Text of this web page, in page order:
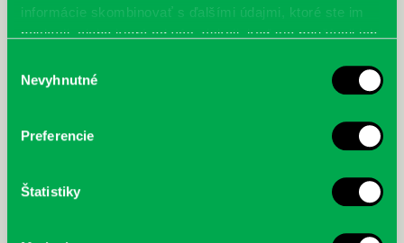
informácie skombinovať s ďalšími údajmi, ktoré ste im
poskytli, alebo ktoré od vás získali, keď ste používali ich
súhlasu
Nevyhnutné
Preferencie
Štatistiky